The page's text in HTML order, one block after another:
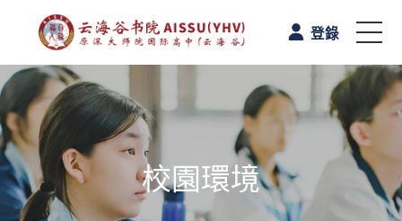
登錄
首頁
認識雲海谷書院
學與教
校園環境